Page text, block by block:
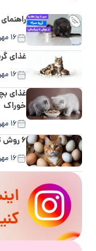
۱۶ مهر ۱۴۰۳
غذای
۱۶ مهر ۱۴۰۳
غذای
خوراک
۱۶ مهر ۱۴۰۳
۶ روش تهیه غذای گربه با تخم مرغ
۱۶ مهر ۱۴۰۳